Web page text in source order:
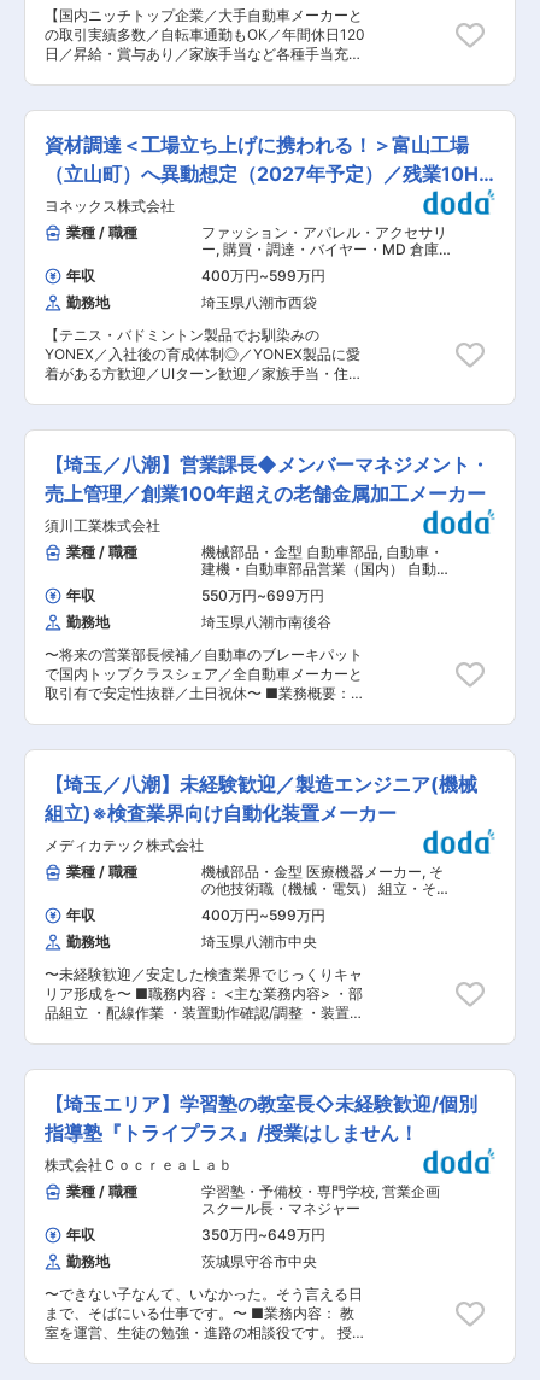
車の軸や、自動車のエンジンなどに使用され、硬
度や強度、耐熱性などの特性を増す役目を持つ鋼
のことを指します。 （2）複数の製品にて国内ト
内トップシェア、ハードディスクのピボットにお
いては世界の50％のシェア、ボールペンのステン
ます。 変更の範囲：会社の定める業務
提案 など ※一部、新たに配置薬を置いていただ
くお客様への訪問があります。 └配置薬は無料で
おけるので、お客様も抵抗なく置いてくれる製品
です。 ■キャリアパス／評価体制 （1）キャリア
パス ・社員 → 主任 → 所長 → 課長 → 部長と着実
はなく、実績と姿勢を見て判断 努力やプロセスも
しっかり評価される制度があります。 （2）半期
ごとの評価で、頑張りが収入に反映 ・評価は半年
ごとに実施 ・個人成績をもとに、業績連動給とし
て毎月の給与に上乗せ 最初は思うように数字が出
なくても、続けていく中で評価が積み上がる仕組
週間 ： OJT形式で、薬の種類や成分など基礎知
識を身につけます。 ・入社2週間〜1カ月 ： 先輩
社員に同行し、仕事の流れを学びます。「会話の
コツ」や「商品のご案内方法」といった実践的な
スキルを習得します。 ・入社1カ月以降 ： 慣れて
きたら独り立ち。既存のお客様をメインに訪問し
医薬品販売の専門知識を身につけるために、登録
販売者資格を取得していただきます。社内の合格
的にサポートします。 ・資格取得後は、資格手当
として給与にも反映されます。 変更の範囲：会社
の定める業務
【国内ニッチトップ企業／大手自動車メーカーと
の取引実績多数／自転車通勤もOK／年間休日120
日／昇給・賞与あり／家族手当など各種手当充実
当社にて、経理担当を募集します。 まずは日常業
務のサポートからスタートし、段階的に月次・年
次決算へと業務の幅を広げていただきます。 ■具
体的な業務内容： ・月次・年次決算に関するデー
タ作成補助 ・財務諸表のとりまとめ補助 ・資金
繰り表作成 ・各種税務・決算申告サポート ・固
定資産管理 など ■配属先情報： 経理部：役
員、係長1名(40代男性)、メンバー1名、事務1名
が在籍しております。コミュニケーションが取り
やすい雰囲気で、OJTにて業務をしっかりキャッ
チアップいただける環境です。 ■ポジション魅
力： ・日常的な経理業務からお任せし、その後は
月次、年次決算と段階的にスキルアップが可能で
す。原価計算や、財務(金融機関折衝含む)、管理
会計業務も当部門が担っているため、将来的には
一部業務に留まらず、幅広い経験を積んでいただ
やすい点も魅力の一つです。 ■キャリアパス：
将来的には管理職としてのキャリアも目指せる環
境です。 ■働き方： 月平均残業時間は20時間以
下で、業務量がコントロールしやすく、ワークラ
イフバランスを保ちながら働けます。 現在は出社
勤務が中心で、マイカー通勤・自転車通勤も可能
メーカーとして、ブレーキ部品を中心に金型製作
から大型プレス加工まで一貫対応できる技術力を
強みとしています。 大手自動車部品メーカーへの
納入実績も多数あり、売上50億円規模の安定した
経営基盤を有しています。また、国内だけでなく
海外にも生産拠点を持ち、グローバルに事業を展
株式会社／曙ブレーキ工業株式会社／アイシン化
工株式会社 ほか 変更の範囲：会社の定める業務
資材調達＜工場立ち上げに携われる！＞富山工場
（立山町）へ異動想定（2027年予定）／残業10H
程度
ヨネックス株式会社
業種 / 職種
ファッション・アパレル・アクセサリ
ー, 購買・調達・バイヤー・MD 倉庫管
理・在庫管理
年収 400万円~599万円
勤務地
埼玉県八潮市西袋
【テニス・バドミントン製品でお馴染みの
YONEX／入社後の育成体制◎／YONEX製品に愛
着がある方歓迎／UIターン歓迎／家族手当・住宅
当いただきます。社内の製造部門や協力会社との
調整を行い、製品の安定供給を実現する重要なポ
ジションです。本社から受注予測をもらい、原材
料の調達、調達先とのやりとりが業務の流れで
す。アイテム数は数十〜百程度ございますが、キ
ャリア入社社員や派遣社員の方々も問題なく対応
できておりますので、ご安心ください。 【1日の
流れ】 １）始業ラジオ体操 ２）荷受対応 ３）発
注・受入入力 ４）製造実績入力 月次業務では発
注計画の業務、 必要に応じて外注加工委託先や関
連各部との生産計画調整、 資材仕入れ先との仕入
単価交渉があります。 【関わる部門】 資材調達
先、外注加工委託先、 本社開発部門、 工場内製
造部門、経理部門、情報システム部門 ■組織構
成： 資材課：5名（リーダー30代前半1、メンバ
ー30代後半1、30代前半1、20代2名）富山工
業務の入替研修 1年後には新設 富山工場へ配属
予定です。 ■働き方： ・残業時間(目安）：月
0~5h程度 ・土日祝休／年間休日123日 ※離職率
も低く、腰を据えて働きやすい環境が整っていま
す。 ■各種手当： 住宅手当、家族手当あり（支
給条件あり） ■やりがい： 工場で生産された製
品が直接お客様の元に届き、使用選手の活躍にも
繋がります。選手の好成績も当然にうれしいこと
ですが、大きな国際大会など大会の為だけに使用
される特別デザインパッケージ、配布品の手配な
どが無事に完了出来、話題になったりすることも
関われて非常にやりがいを感じるところです。 ■
当社について： 当社は、東証スタンダード上場、
ーバルブランドとして、日本発の卓越した技術と
品質を強みに、世界中のアスリートから支持され
分野では、世界トップクラスのシェアを誇り、国
際大会でも多くのトップ選手がYONEX製品を使
用しています。 変更の範囲：会社の定める業務
【埼玉／八潮】営業課長◆メンバーマネジメント・
売上管理／創業100年超えの老舗金属加工メーカー
須川工業株式会社
業種 / 職種
機械部品・金型 自動車部品, 自動車・
建機・自動車部品営業（国内） 自動
車・建機・自動車部品営業（海外）
年収 550万円~699万円
勤務地
埼玉県八潮市南後谷
〜将来の営業部長候補／自動車のブレーキパット
で国内トップクラスシェア／全自動車メーカーと
取引有で安定性抜群／土日祝休〜 ■業務概要：
しい市場・製品の開拓にも期待しています。 ■業
務詳細： ◇営業部の組織運営と人材マネジメント
◇売上・収益管理 ◇工程設計、見積り業務 ◇新
しい分野の開拓・製品の開拓 ■入社後について：
入社後1〜2年は製造現場とのディスカッション・
見積り業務を行いながら、製品／顧客理解を深め
ていただき、現営業部長の後任として、2〜3年を
目安に部長への昇進を目指していただきます。 ■
組織について： ・営業部7名 └営業部長、課長、
係長、メンバー4名 ■当社や商材について： 当社
では自動車のブレーキ部品（新幹線やオートバイ
等も有）を製造しており、曲がる・止まる・走る
の全てに使用され、安全に自働車が動くうえで欠
かせない商材となっています。国内でも全ての大
手自動車メーカーと取引実績があり、長年の取引
実績と高技術力で国内業界内のシェア率もトップ
注を頂いてから、外注を行わず、納品まで社内で
一貫して行うことができるのが一番の強みです。
価値提供の為に、社内外でコミュニケーションが
活発に行われており、繋がりが深いのが特徴で
す。 ■今後の展望： 自動車業界はEV化や電気自
動車等、目まぐるしく状況が変化しています。 日
本は、海外に比べると、移行に遅れており、今後
は変化が一気にやってくると予想されます。当社
では既存顧客に向き合いながら新規事業へ挑戦を
することで、更なる業績拡大を目指します。 変更
の範囲：会社の定める業務
【埼玉／八潮】未経験歓迎／製造エンジニア(機械
組立)※検査業界向け自動化装置メーカー
メディカテック株式会社
業種 / 職種
機械部品・金型 医療機器メーカー, そ
の他技術職（機械・電気） 組立・その
他製造職
年収 400万円~599万円
勤務地
埼玉県八潮市中央
〜未経験歓迎／安定した検査業界でじっくりキャ
リア形成を〜 ■職務内容： <主な業務内容> ・部
品組立 ・配線作業 ・装置動作確認/調整 ・装置客
とがございます。（月１回程度） その際には営業
やサービス部門のエンジニアと同行し、役割分担
をしながら対応をしていただきます。 ■入社後の
フォローについて： 未経験の方でも社内で技術研
修やOJTを実施するため、安心してご入社いただ
けます。 また、社内は空調完備(冬は加湿器あり)
でオールシーズン快適に業務を行えます。 製造作
業は2名以上で対応することが多く、チームを作
って協力して装置を組み上げていきます。 同じ建
物内に設計者もいますので、製造していく中で課
題が発生した場合、相談し設計レベルでの改善も
行います。 ■当社について： 業界では珍しい提
案、設計、製造、納品、サポートまで全てを1社
でワンストップで対応できる会社です。 そのた
め、製品が形になっていく過程を全て見ることが
でき、モノづくりを実感しやすい環境と思いま
【埼玉エリア】学習塾の教室長◇未経験歓迎/個別
指導塾『トライプラス』/授業はしません！
株式会社ＣｏｃｒｅａＬａｂ
業種 / 職種
学習塾・予備校・専門学校, 営業企画
スクール長・マネジャー
年収
350万円~649万円
勤務地
茨城県守谷市中央
〜できない子なんて、いなかった。そう言える日
まで、そばにいる仕事です。〜 ■業務内容： 教
室を運営、生徒の勉強・進路の相談役です。 授業